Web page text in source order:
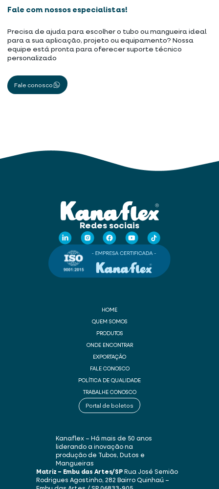
Fale com nossos especialistas!
Precisa de ajuda para escolher o tubo ou mangueira ideal
para a sua aplicação, projeto ou equipamento? Nossa
equipe está pronta para oferecer suporte técnico
personalizado
Fale conosco
Redes sociais
HOME
QUEM SOMOS
PRODUTOS
ONDE ENCONTRAR
EXPORTAÇÃO
FALE CONOSCO
POLÍTICA DE QUALIDADE
TRABALHE CONOSCO
Portal de boletos
Kanaflex – Há mais de 50 anos
liderando a inovação na
produção de Tubos, Dutos e
Mangueiras
Matriz – Embu das Artes/SPRua José Semião
Rodrigues Agostinho, 282 Bairro Quinhaú –